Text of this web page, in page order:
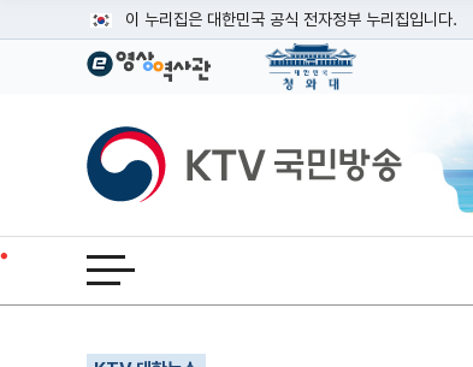
이 누리집은 대한민국 공식 전자정부 누리집입니다.
공식 누리집 주소 확인하기
이밖에 or.kr 또는 .kr등 다른 도메인 주소를 사용하고
운영중인 공식 누리집보기
KTV국민방송
전체메뉴 열기